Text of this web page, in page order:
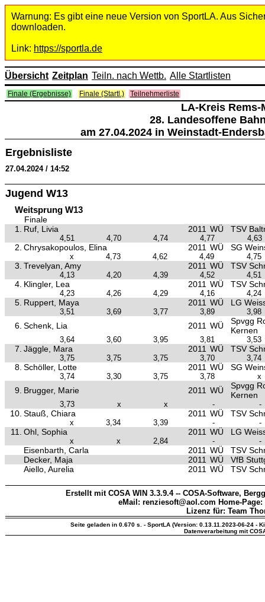
Warnung: Es gibt eine neue Version von SportLA. Aus
downloaden.
Link: https://sportla.de
Übersicht Zeitplan Teiln. nach Wettb. Alle Startlisten
Finale (Ergebnisse) Finale (Startl.) Teilnehmerliste
LA-Kreis Rems-
28. Landesoffene
am 27.04.2024 in Weinstadt-
Ergebnisliste
27.04.2024 / 14:52
Jugend W13
Weitsprung W13
Finale
1.
Ruf, Livia 2011 WÜ TSV
4,51 4,70 4,74 4,77 4,63
2. Chrysakopoulos, Elina 2011 WÜ SG
x 4,73 4,62 4,49 4,75
3. Trevelyan, Amy 2011 WÜ TSV
4,13 4,20 4,39 4,52 4,51
4. Klingler, Lea 2011 WÜ TSV
4,23 4,26 4,29 4,16 4,24
5. Ruppert, Maya 2011 WÜ LG
3,51 3,69 3,77 3,89 3,98
6. Schenk, Lia 2011 WÜ
Spvgg
Kernen
3,64 3,60 3,95 3,81 3,53
7. Jäggle, Mara 2011 WÜ TSV
3,75 3,75 3,75 3,70 3,74
8. Schöller, Lotte 2011 WÜ SG
3,74 3,30 3,75 3,78 x
9. Brugger, Marie 2011 WÜ
Spvgg
Kernen
3,73 x x - -
10. Stauß, Chiara 2011 WÜ TSV
x 3,34 3,39 - -
11. Ohl, Sophia 2011 WÜ LG
x x 2,84 - -
Eisenbarth, Carla 2011 WÜ
TSV
Decker, Maja
2011 WÜ
VfB
Aiello, Aurelia
2011 WÜ TSV
Erstellt mit COSA WIN 3.3.9.4 -- COSA-Software,
eMail: renziesoft@aol.com Home-Page:
Lizenz für: Team
Seite geladen in 0.670 s. - SportLA (Version: 0.13.11.2023-06-24 -
Datenverarbeitung mit